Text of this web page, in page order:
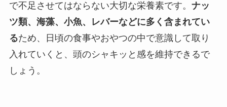
で不足させてはならない大切な栄養素です。 ナッ
ツ類、海藻、小魚、レバーなどに多く含まれてい
るため、日頃の食事やおやつの中で意識して取り
入れていくと、頭のシャキッと感を維持できるで
しょう。